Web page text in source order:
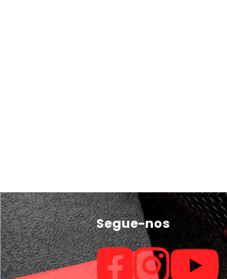
Segue-nos